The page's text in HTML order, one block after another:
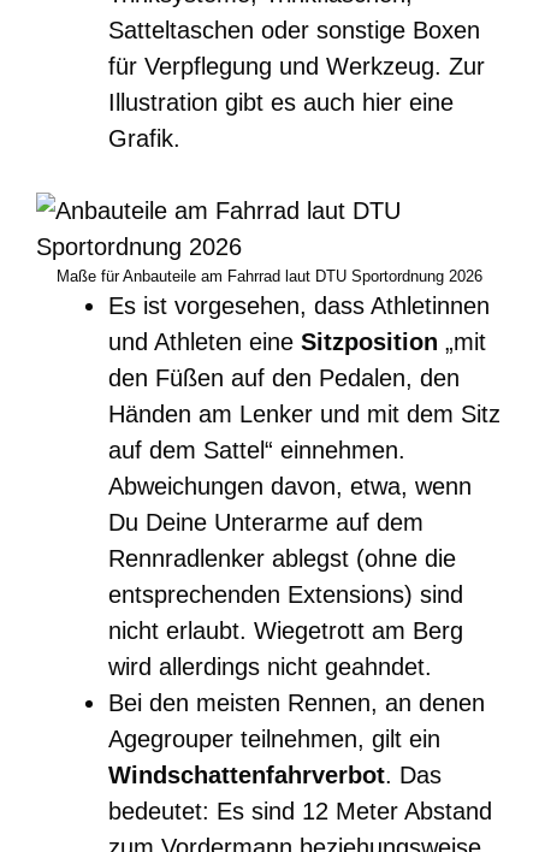
Satteltaschen oder sonstige Boxen
für Verpflegung und Werkzeug. Zur
Illustration gibt es auch hier eine
Grafik.
Maße für Anbauteile am Fahrrad laut DTU Sportordnung 2026
Es ist vorgesehen, dass Athletinnen
und Athleten eine Sitzposition „mit
den Füßen auf den Pedalen, den
Händen am Lenker und mit dem Sitz
auf dem Sattel“ einnehmen.
Abweichungen davon, etwa, wenn
Du Deine Unterarme auf dem
Rennradlenker ablegst (ohne die
entsprechenden Extensions) sind
nicht erlaubt. Wiegetrott am Berg
wird allerdings nicht geahndet.
Bei den meisten Rennen, an denen
Agegrouper teilnehmen, gilt ein
Windschattenfahrverbot. Das
bedeutet: Es sind 12 Meter Abstand